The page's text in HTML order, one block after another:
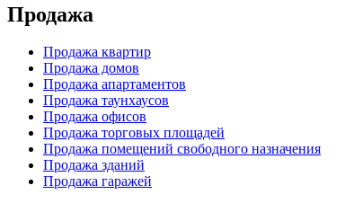
Продажа
Продажа квартир
Продажа домов
Продажа апартаментов
Продажа таунхаусов
Продажа офисов
Продажа торговых площадей
Продажа помещений свободного назначения
Продажа зданий
Продажа гаражей